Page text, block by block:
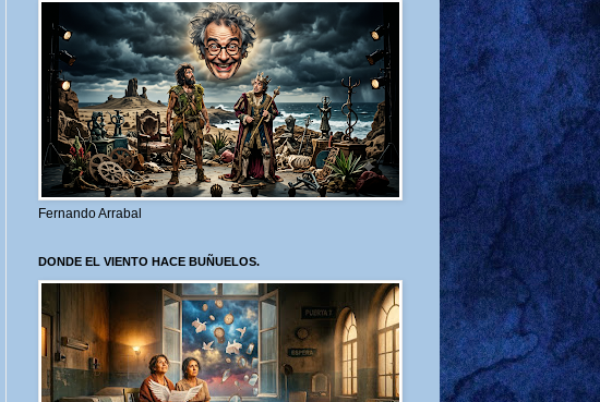
Fernando Arrabal
DONDE EL VIENTO HACE BUÑUELOS.